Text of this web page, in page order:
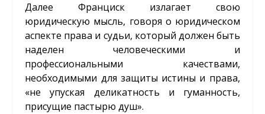
Далее Франциск излагает свою
юридическую мысль, говоря о юридическом
аспекте права и судьи, который должен быть
наделен человеческими и
профессиональными качествами,
необходимыми для защиты истины и права,
«не упуская деликатность и гуманность,
присущие пастырю душ».